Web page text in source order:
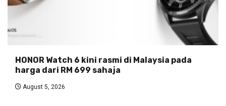
HONOR Watch 6 kini rasmi di Malaysia pada
harga dari RM 699 sahaja
August 5, 2026